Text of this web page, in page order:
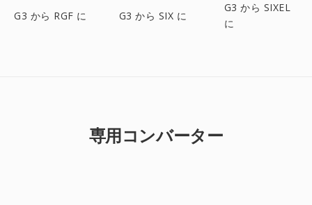
G3 から RGF に G3 から SIX に
G3 から SIXEL
に
専用コンバーター